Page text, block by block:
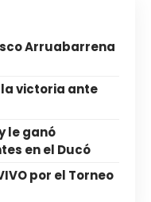
Arruabarrena
la victoria ante
le ganó
en el Ducó
por el Torneo